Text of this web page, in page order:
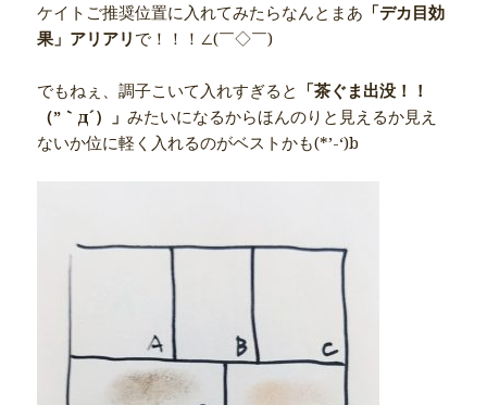
ケイトご推奨位置に入れてみたらなんとまあ 「デカ目効
果」アリアリ で！！！∠(￣◇￣)
でもねぇ、調子こいて入れすぎると 「茶ぐま出没！！
（”｀д´）」みたいになるからほんのりと見えるか見え
ないか位に軽く入れるのがベストかも(*’-‘)b